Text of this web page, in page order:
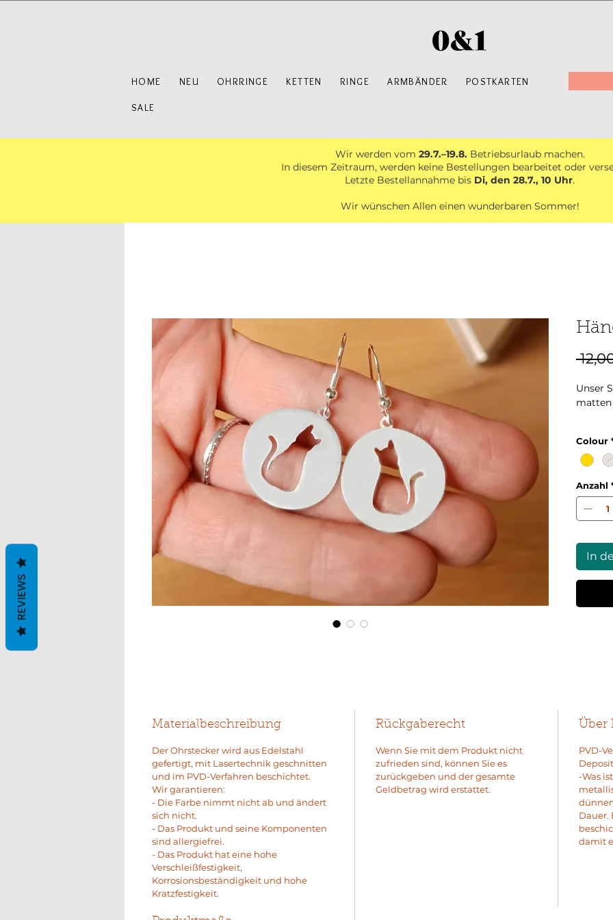
HOME NEU OHRRINGE KETTEN RINGE ARMBÄNDER POSTKARTEN
SALE
Wir werden vom 29.7.–19.8.Betriebsurlaub machen.
In diesem Zeitraum, werden keine Bestellungen bearbeitet oder
Letzte Bestellannahme bis Di, den 28.7., 10 Uhr.
Wir wünschen Allen einen wunderbaren Sommer!
Unser
matten
Die
Colour
Anzahl
In
Materialbeschreibung
Der Ohrstecker wird aus Edelstahl
gefertigt, mit Lasertechnik geschnitten
und im PVD-Verfahren beschichtet.
Wir garantieren:
- Die Farbe nimmt nicht ab und ändert
sich nicht.
- Das Produkt und seine Komponenten
sind allergiefrei.
- Das Produkt hat eine hohe
Verschleißfestigkeit,
Korrosionsbeständigkeit und hohe
Kratzfestigkeit.
Rückgaberecht
Wenn Sie mit dem Produkt nicht
zufrieden sind, können Sie es
zurückgeben und der gesamte
Geldbetrag wird erstattet.
Über
PVD-
-Was
Dauer.
damit
REVIEWS